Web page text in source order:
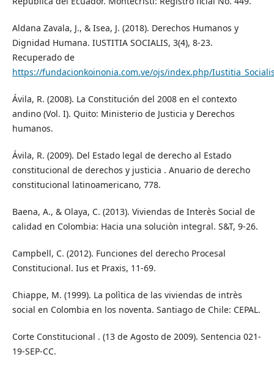
Aldana Zavala, J., & Isea, J. (2018). Derechos Humanos y
Dignidad Humana. IUSTITIA SOCIALIS, 3(4), 8-23.
Recuperado de
https://fundacionkoinonia.com.ve/ojs/index.php/
Ávila, R. (2008). La Constitución del 2008 en el contexto
andino (Vol. I). Quito: Ministerio de Justicia y Derechos
humanos.
Ávila, R. (2009). Del Estado legal de derecho al Estado
constitucional de derechos y justicia . Anuario de derecho
constitucional latinoamericano, 778.
Baena, A., & Olaya, C. (2013). Viviendas de Interès Social de
calidad en Colombia: Hacia una soluciòn integral. S&T, 9-26.
Campbell, C. (2012). Funciones del derecho Procesal
Constitucional. Ius et Praxis, 11-69.
Chiappe, M. (1999). La polìtica de las viviendas de intrès
social en Colombia en los noventa. Santiago de Chile: CEPAL.
Corte Constitucional . (13 de Agosto de 2009). Sentencia 021-
19-SEP-CC.